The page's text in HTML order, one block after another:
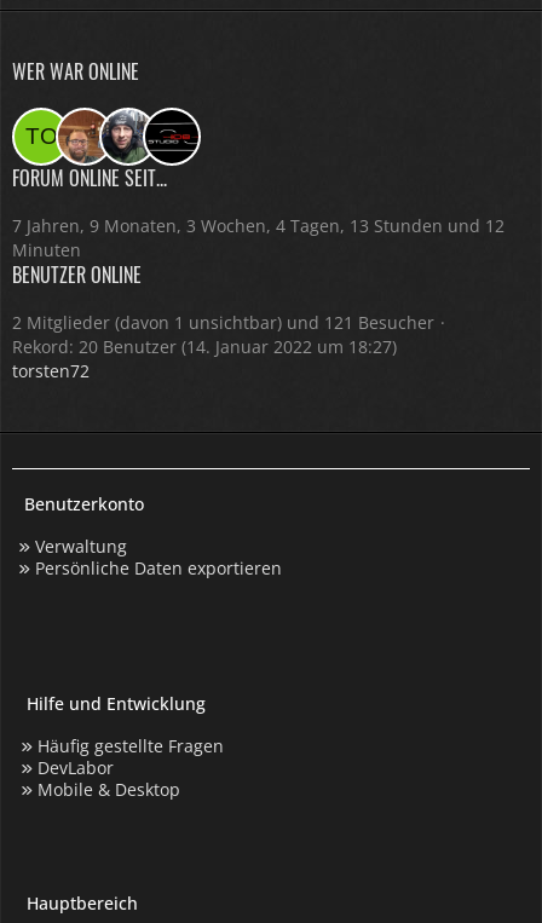
WER WAR ONLINE
FORUM ONLINE SEIT...
7 Jahren, 9 Monaten, 3 Wochen, 4 Tagen, 13 Stunden und 12
Minuten
BENUTZER ONLINE
2 Mitglieder (davon 1 unsichtbar) und 121 Besucher
Rekord: 20 Benutzer (14. Januar 2022 um 18:27)
torsten72
Benutzerkonto
Verwaltung
Persönliche Daten exportieren
Hilfe und Entwicklung
Häufig gestellte Fragen
DevLabor
Mobile & Desktop
Hauptbereich